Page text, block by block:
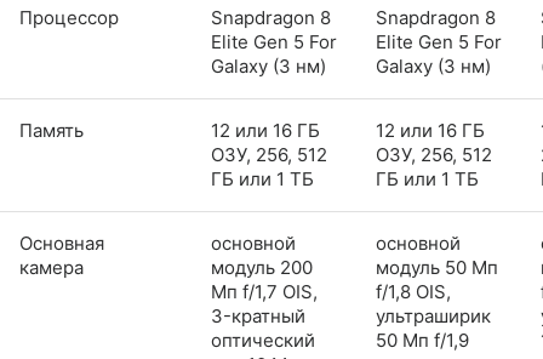
Процессор
Snapdragon 8
Elite Gen 5 For
Galaxy (3 нм)
Snapdragon 8
Elite Gen 5 For
Galaxy (3 нм)
Память
12 или 16 ГБ
ОЗУ, 256, 512
ГБ или 1 ТБ
12 или 16 ГБ
ОЗУ, 256, 512
ГБ или 1 ТБ
Основная
камера
основной
модуль 200
Мп f/1,7 OIS,
3-кратный
оптический
основной
модуль 50 Мп
f/1,8 OIS,
ультраширик
50 Мп f/1,9